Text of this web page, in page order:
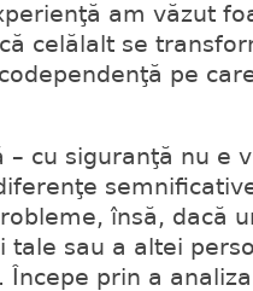
am văzut
celălalt se
pe
– cu siguranţă nu e
însă, dacă
tale sau a altei
prin a